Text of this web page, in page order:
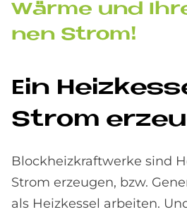
Wär­me und
nen Strom!
Ein
Strom
Blockheizkraftwerke sind
Strom erzeugen, bzw.
als Heizkessel arbeiten.